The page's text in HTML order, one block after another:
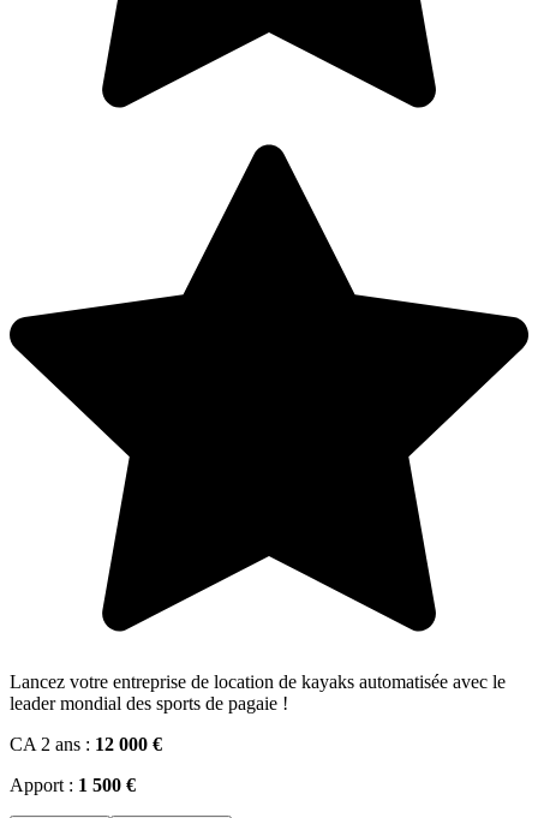
Lancez votre entreprise de location de kayaks automatisée avec le
leader mondial des sports de pagaie !
CA 2 ans : 12 000 €
Apport : 1 500 €